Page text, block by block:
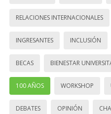
RELACIONES INTERNACIONALES
INGRESANTES INCLUSIÓN
BECAS BIENESTAR
100 AÑOS WORKSHOP
DEBATES OPINIÓN